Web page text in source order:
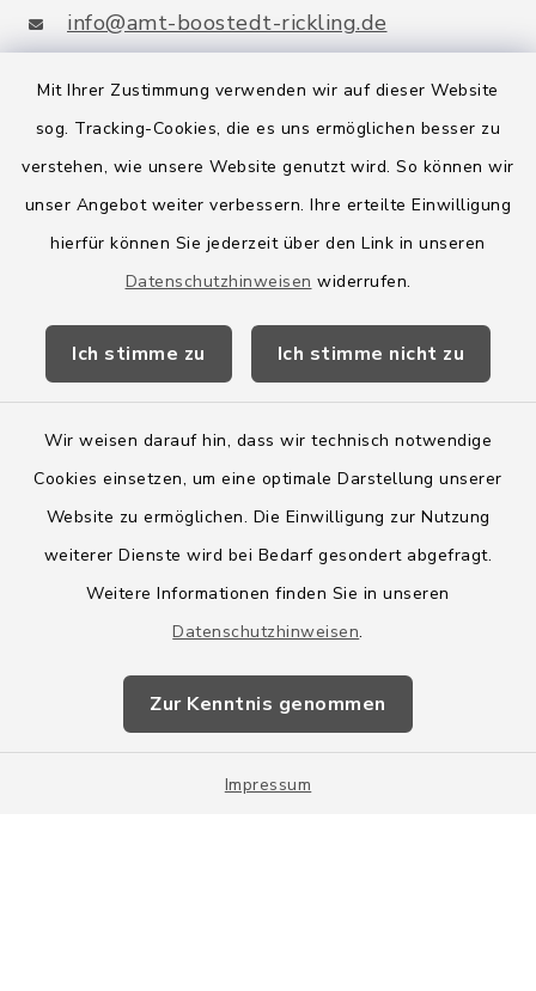
Mit Ihrer Zustimmung verwenden wir auf dieser Website
sog. Tracking-Cookies, die es uns ermöglichen besser zu
verstehen, wie unsere Website genutzt wird. So können wir
unser Angebot weiter verbessern. Ihre erteilte Einwilligung
hierfür können Sie jederzeit über den Link in unseren
Datenschutzhinweisen widerrufen.
Ich stimme zu Ich stimme nicht zu
Wir weisen darauf hin, dass wir technisch notwendige
Cookies einsetzen, um eine optimale Darstellung unserer
Website zu ermöglichen. Die Einwilligung zur Nutzung
weiterer Dienste wird bei Bedarf gesondert abgefragt.
Weitere Informationen finden Sie in unseren
Datenschutzhinweisen.
Zur Kenntnis genommen
Impressum
info@amt-boostedt-rickling.de
Quicklinks
Amt Boostedt-Rickling
Amtsbroschüre
Wege-Zweckverband
Barrierefreiheit
Impressum
Sitemap